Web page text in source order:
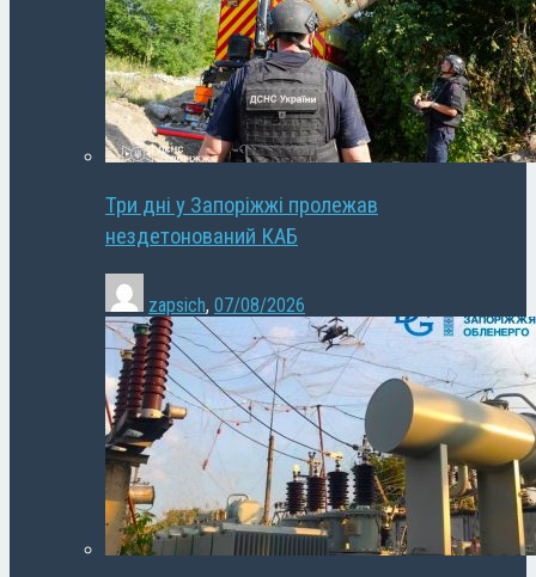
Три дні у Запоріжжі пролежав
нездетонований КАБ
zapsich, 07/08/2026